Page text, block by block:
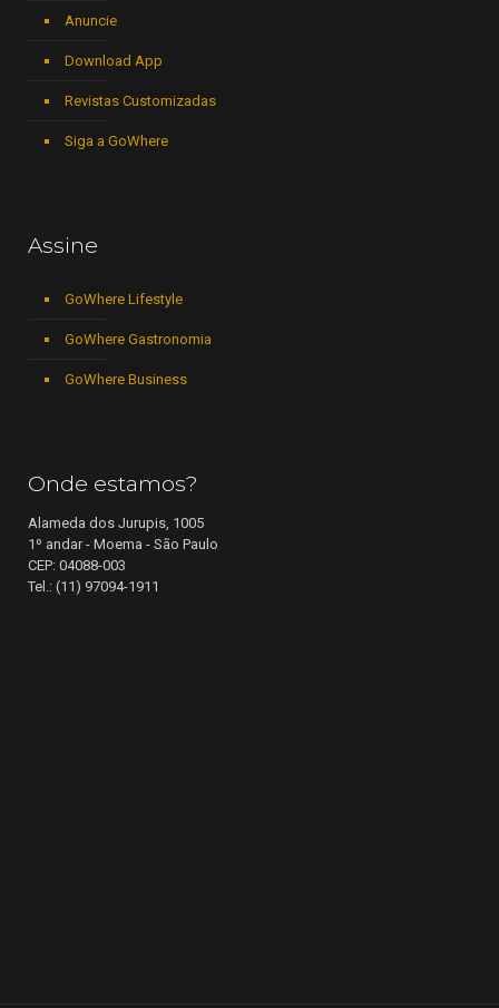
Anuncie
Download App
Revistas Customizadas
Siga a GoWhere
Assine
GoWhere Lifestyle
GoWhere Gastronomia
GoWhere Business
Onde estamos?
Alameda dos Jurupis, 1005
1º andar - Moema - São Paulo
CEP: 04088-003
Tel.: (11) 97094-1911